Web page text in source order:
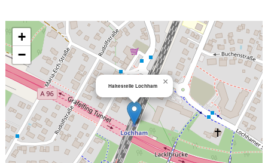
Haltestelle Lochham ×
+
−